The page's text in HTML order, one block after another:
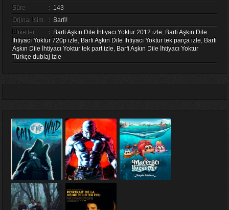
Süre
: 143
Orjinal İsim
: Barfi!
Etiketler
: Barfi Aşkın Dile İhtiyacı Yoktur 2012 izle, Barfi Aşkın Dile
İhtiyacı Yoktur 720p izle, Barfi Aşkın Dile İhtiyacı Yoktur tek parça izle, Barfi
Aşkın Dile İhtiyacı Yoktur tek part izle, Barfi Aşkın Dile İhtiyacı Yoktur
Türkçe dublaj izle